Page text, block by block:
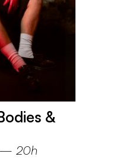
&
— 20h